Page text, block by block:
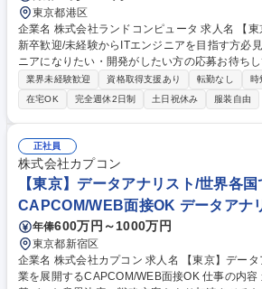
東京都港区
企業名 株式会社ランドコンピュータ 求人名 【東京】2027年4月入社/第二
新卒歓迎/未経験からITエンジニアを目指す方必見 仕事の内容 【ITエンジ
ニアになりたい・開発がしたい方の応募お待ち
迎/開発実務経験は不問 ★教育・研修制度が充実
れる当社でSEとして確実に成長しませんか。 ■4月1日に新卒者と一緒に
ご入社頂き、新人教育で共に習熟頂きます。 第
やすく、また、配属後もOJTトレーナーがサポ
人教育を含め研修環境が充実しております。(技
ルなど)3か月の新人教育期間でも資格にチャレン
の講師による指導もあり高い合格率を記録。
含め、Java Bronze、Silver 100％の合格率) 募集職種 【東京】2027年4月
入社/第二新卒歓迎/未経験からITエンジニアを目
業界未経験歓迎 資格取得支援あり 転勤なし 時
在宅OK
完全週休2日制 土日祝休み 服装自由
正社員
株式会社カプコン
【東京】データアナリスト/世界各
CAPCOM/WEB面接OK データアナ
年俸600万円～1000万円
東京都新宿区
企業名 株式会社カプコン 求人名 【東京】データアナリスト/世界各国で事
業を展開するCAPCOM/WEB面接OK 仕事の内容 カプコンでは、データに